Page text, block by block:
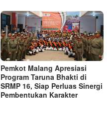
Pemkot Malang Apresiasi
Program Taruna Bhakti di
SRMP 16, Siap Perluas Sinergi
Pembentukan Karakter